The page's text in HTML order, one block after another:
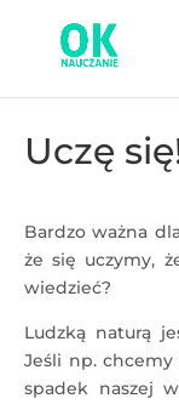
Uczę
Bardzo ważna
że się uczymy,
wiedzieć?
Ludzką naturą
Jeśli np.
spadek naszej